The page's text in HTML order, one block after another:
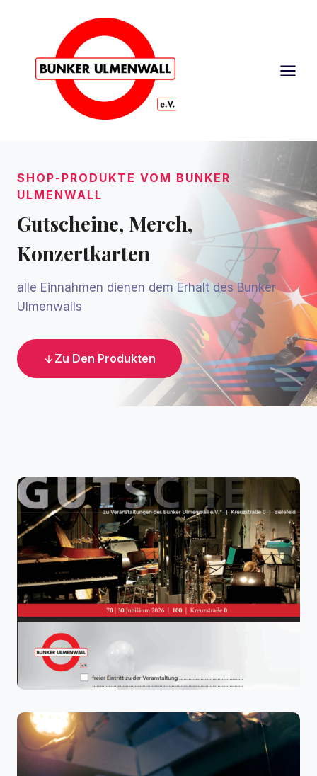
SHOP-PRODUKTE VOM BUNKER
ULMENWALL
Gutscheine, Merch,
Konzertkarten
alle Einnahmen dienen dem Erhalt des Bunker
Ulmenwalls
Zu Den Produkten